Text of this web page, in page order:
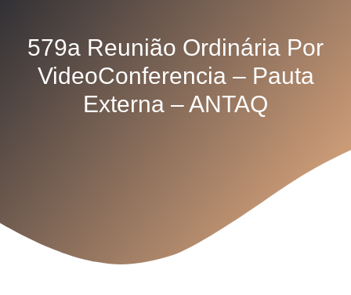
579a Reunião Ordinária Por
VideoConferencia – Pauta
Externa – ANTAQ